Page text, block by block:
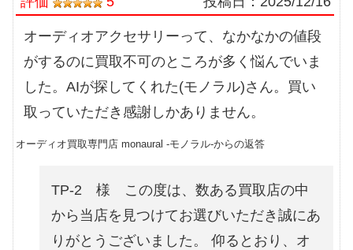
オーディオアクセサリーって、なかなかの値段
がするのに買取不可のところが多く悩んでいま
した。AIが探してくれた(モノラル)さん。買い
取っていただき感謝しかありません。
オーディオ買取専門店 monaural -モノラル-からの返答
TP-2 様 この度は、数ある買取店の中
から当店を見つけてお選びいただき誠にあ
りがとうございました。 仰るとおり、オ